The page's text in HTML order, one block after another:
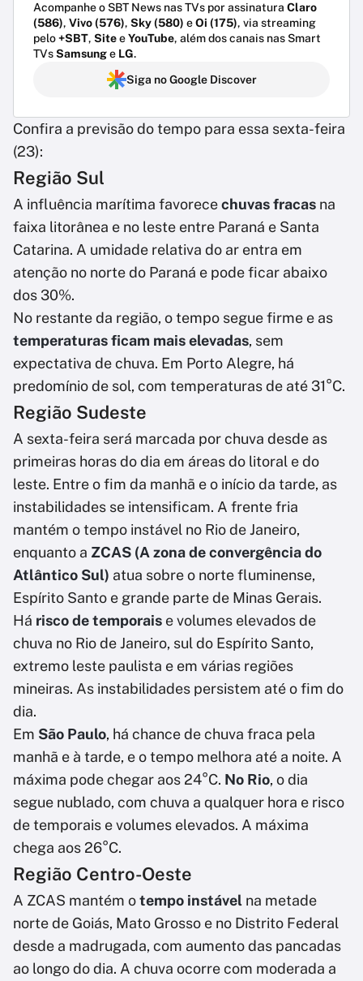
Acompanhe o SBT News nas TVs por assinatura Claro
(586), Vivo (576), Sky (580) eOi (175), via streaming
pelo+SBT, SiteeYouTube, além dos canais nas Smart
TVsSamsunge LG.
Siga no Google Discover
Confira a previsão do tempo para essa sexta-feira
(23):
Região Sul
A influência marítima favorecechuvas fracas na
faixa litorânea e no leste entre Paraná e Santa
Catarina. A umidade relativa do ar entra em
atenção no norte do Paraná e pode ficar abaixo
dos 30%.
No restante da região, o tempo segue firme e as
temperaturas ficam mais elevadas, sem
expectativa de chuva. Em Porto Alegre, há
predomínio de sol, com temperaturas de até 31°C.
Região Sudeste
A sexta-feira será marcada por chuva desde as
primeiras horas do dia em áreas do litoral e do
leste. Entre o fim da manhã e o início da tarde, as
instabilidades se intensificam. A frente fria
mantém o tempo instável no Rio de Janeiro,
enquanto a ZCAS (A zona de convergência do
Atlântico Sul) atua sobre o norte fluminense,
Espírito Santo e grande parte de Minas Gerais.
Há risco de temporais e volumes elevados de
chuva no Rio de Janeiro, sul do Espírito Santo,
extremo leste paulista e em várias regiões
mineiras. As instabilidades persistem até o fim do
dia.
Em São Paulo, há chance de chuva fraca pela
manhã e à tarde, e o tempo melhora até a noite. A
máxima pode chegar aos 24°C. No Rio, o dia
segue nublado, com chuva a qualquer hora e risco
de temporais e volumes elevados. A máxima
chega aos 26°C.
Região Centro-Oeste
A ZCAS mantém otempo instável na metade
norte de Goiás, Mato Grosso e no Distrito Federal
desde a madrugada, com aumento das pancadas
ao longo do dia. A chuva ocorre com moderada a